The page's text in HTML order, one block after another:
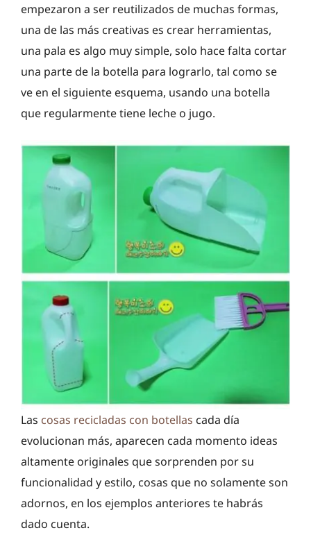
empezaron a ser reutilizados de muchas formas,
una de las más creativas es crear herramientas,
una pala es algo muy simple, solo hace falta cortar
una parte de la botella para lograrlo, tal como se
ve en el siguiente esquema, usando una botella
que regularmente tiene leche o jugo.
Las cosas recicladas con botellas cada día
evolucionan más, aparecen cada momento ideas
altamente originales que sorprenden por su
funcionalidad y estilo, cosas que no solamente son
adornos, en los ejemplos anteriores te habrás
dado cuenta.